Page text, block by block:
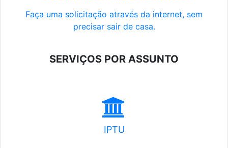
Faça uma solicitação através da internet, sem
precisar sair de casa.
SERVIÇOS POR ASSUNTO
IPTU